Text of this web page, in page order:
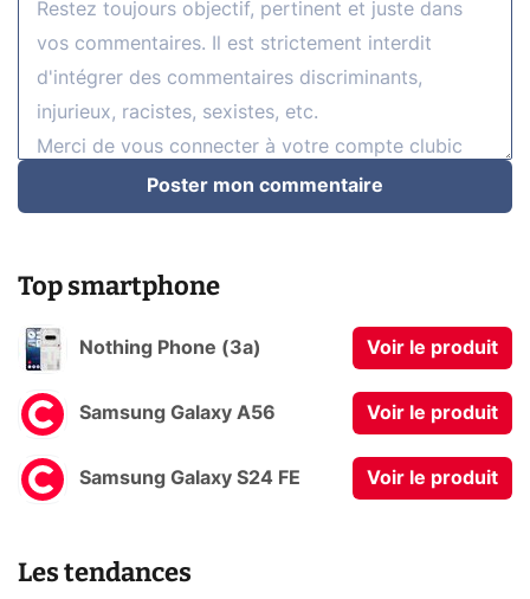
Poster mon commentaire
Top smartphone
Nothing Phone (3a) Voir le produit
Samsung Galaxy A56 Voir le produit
Samsung Galaxy S24 FE Voir le produit
Les tendances